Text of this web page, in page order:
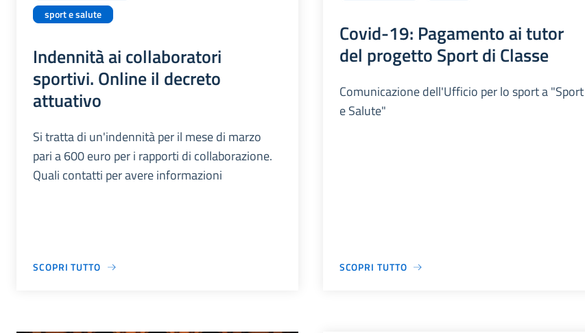
sport e salute
Indennità ai collaboratori
sportivi. Online il decreto
attuativo
Si tratta di un'indennità per il mese di marzo
pari a 600 euro per i rapporti di collaborazione.
Quali contatti per avere informazioni
SCOPRI TUTTO
Covid-19: Pagamento ai tutor
del progetto Sport di Classe
Comunicazione dell'Ufficio per lo sport a "Sport
e Salute"
SCOPRI TUTTO